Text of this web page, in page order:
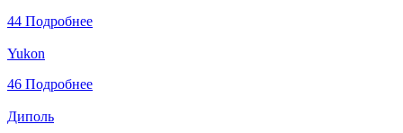
44 Подробнее
Yukon
46 Подробнее
Диполь